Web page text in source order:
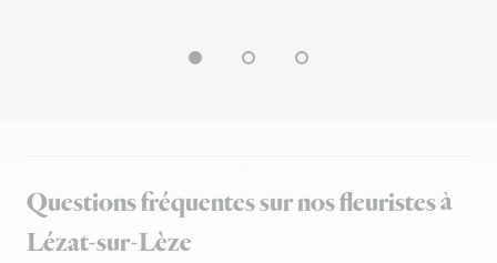
Questions fréquentes sur nos fleuristes à
Lézat-sur-Lèze